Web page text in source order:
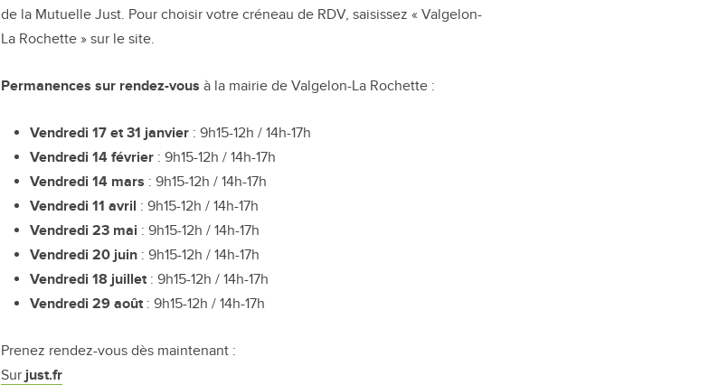
de la Mutuelle Just. Pour choisir votre créneau de RDV, saisissez « Valgelon-
La Rochette » sur le site.
Permanences sur rendez-vous à la mairie de Valgelon-La Rochette :
Vendredi 17 et 31 janvier: 9h15-12h / 14h-17h
Vendredi 14 février: 9h15-12h / 14h-17h
Vendredi 14 mars : 9h15-12h / 14h-17h
Vendredi 11 avril : 9h15-12h / 14h-17h
Vendredi 23 mai : 9h15-12h / 14h-17h
Vendredi 20 juin: 9h15-12h / 14h-17h
Vendredi 18 juillet: 9h15-12h / 14h-17h
Vendredi 29 août: 9h15-12h / 14h-17h
Prenez rendez-vous dès maintenant :
Sur just.fr